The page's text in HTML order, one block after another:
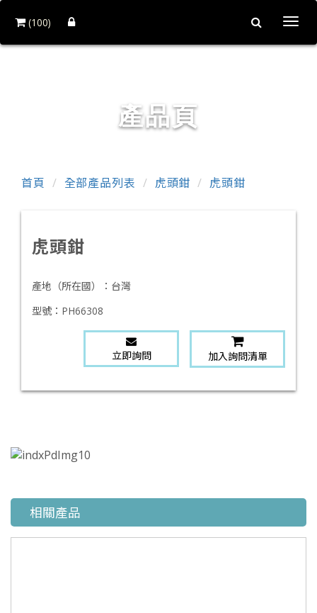
(100)
產品頁
首頁 全部產品列表 虎頭鉗 虎頭鉗
虎頭鉗
產地（所在國）： 台灣
型號： PH66308
立即詢問 加入詢問清單
相關產品